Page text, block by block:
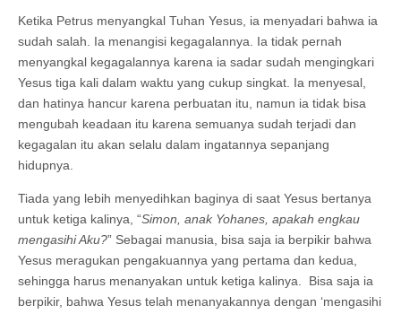
Ketika Petrus menyangkal Tuhan Yesus, ia menyadari bahwa ia
sudah salah. Ia menangisi kegagalannya. Ia tidak pernah
menyangkal kegagalannya karena ia sadar sudah mengingkari
Yesus tiga kali dalam waktu yang cukup singkat. Ia menyesal,
dan hatinya hancur karena perbuatan itu, namun ia tidak bisa
mengubah keadaan itu karena semuanya sudah terjadi dan
kegagalan itu akan selalu dalam ingatannya sepanjang
hidupnya.
Tiada yang lebih menyedihkan baginya di saat Yesus bertanya
untuk ketiga kalinya, “Simon, anak Yohanes, apakah engkau
mengasihi Aku?” Sebagai manusia, bisa saja ia berpikir bahwa
Yesus meragukan pengakuannya yang pertama dan kedua,
sehingga harus menanyakan untuk ketiga kalinya. Bisa saja ia
berpikir, bahwa Yesus telah menanyakannya dengan ‘mengasihi